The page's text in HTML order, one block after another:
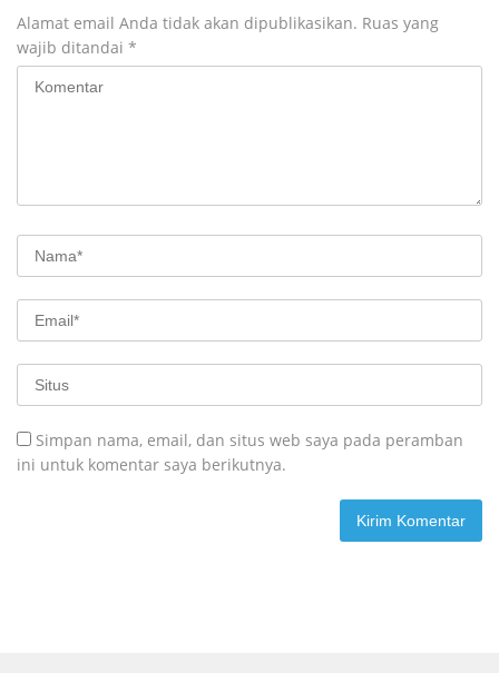
Alamat email Anda tidak akan dipublikasikan. Ruas yang
wajib ditandai *
Simpan nama, email, dan situs web saya pada peramban
ini untuk komentar saya berikutnya.